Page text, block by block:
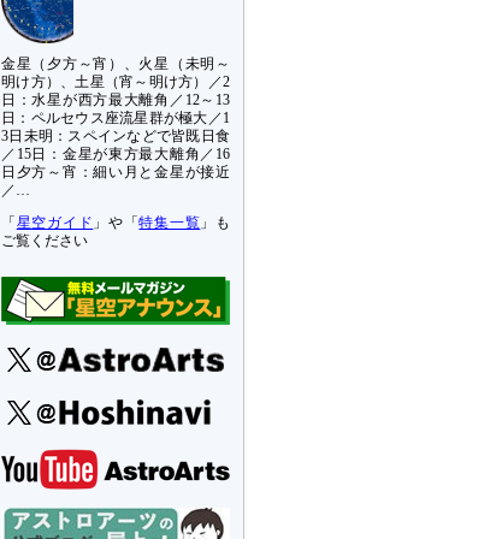
金星（夕方～宵）、火星（未明～
明け方）、土星（宵～明け方）／2
日：水星が西方最大離角／12～13
日：ペルセウス座流星群が極大／1
3日未明：スペインなどで皆既日食
／15日：金星が東方最大離角／16
日夕方～宵：細い月と金星が接近
／…
「 星空ガイド 」や「特集一覧 」も
ご覧ください